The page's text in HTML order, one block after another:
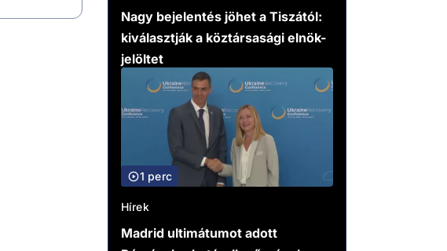
Nagy bejelentés jöhet a Tiszától:
kiválasztják a köztársasági elnök-
jelöltet
1 perc
Hírek
Madrid ultimátumot adott